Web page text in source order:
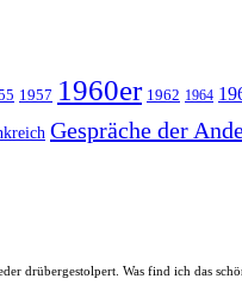
1957 1960er 1962 1964
Gespräche der
drübergestolpert. Was find ich das